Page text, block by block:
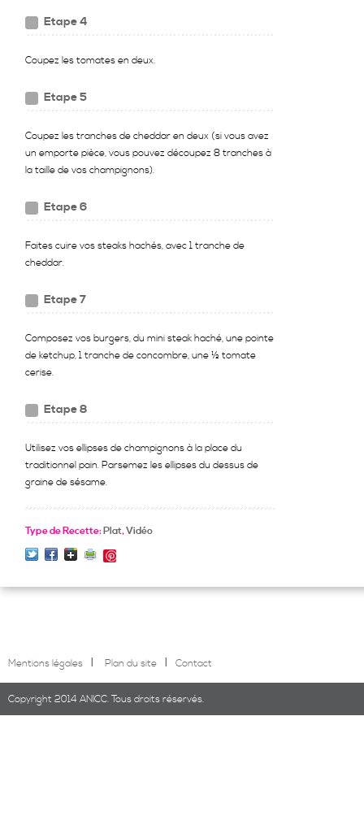
Etape 4
Coupez les tomates en deux.
Etape 5
Coupez les tranches de cheddar en deux (si vous avez
un emporte pièce, vous pouvez découpez 8 tranches à
la taille de vos champignons).
Etape 6
Faites cuire vos steaks hachés, avec 1 tranche de
cheddar.
Etape 7
Composez vos burgers, du mini steak haché, une pointe
de ketchup, 1 tranche de concombre, une ½ tomate
cerise.
Etape 8
Utilisez vos ellipses de champignons à la place du
traditionnel pain. Parsemez les ellipses du dessus de
graine de sésame.
Type de Recette:Plat,Vidéo
Mentions légales l Plan du site l Contact
Copyright 2014 ANICC. Tous droits réservés.